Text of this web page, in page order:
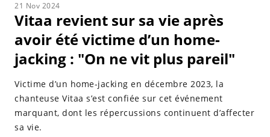
21 Nov 2024
Vitaa revient sur sa vie après
avoir été victime d’un home-
jacking : "On ne vit plus pareil"
Victime d’un home-jacking en décembre 2023, la
chanteuse Vitaa s’est confiée sur cet événement
marquant, dont les répercussions continuent d’affecter
sa vie.